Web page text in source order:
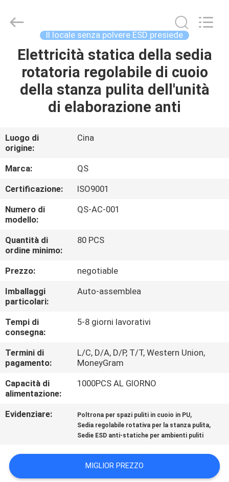
CASA
PRODOTTI
NOI
GIRO
DELLA
FABBRICA
CONTROLLO
DI
QUALITÀ
CONTATTICI
NOTIZIE
RICHIEDA
UNA
DEL
SITO
Clean
Technology
Reserved.
Il locale senza polvere ESD presiede
Elettricità statica della sedia
rotatoria regolabile di cuoio
della stanza pulita dell'unità
di elaborazione anti
Luogo di
origine:
Cina
Marca:
QS
Certificazione:
ISO9001
Numero di
modello:
QS-AC-001
Quantità di
ordine minimo:
80 PCS
Prezzo:
negotiable
Imballaggi
particolari:
Auto-assemblea
Tempi di
consegna:
5-8 giorni lavorativi
Termini di
pagamento:
L/C, D/A, D/P, T/T, Western Union,
MoneyGram
Capacità di
alimentazione:
1000PCS AL GIORNO
Evidenziare: Poltrona per spazi puliti in cuoio in PU,
Sedia regolabile rotativa per la stanza pulita,
Sedie ESD anti-statiche per ambienti puliti
MIGLIOR PREZZO